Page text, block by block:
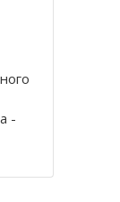
-